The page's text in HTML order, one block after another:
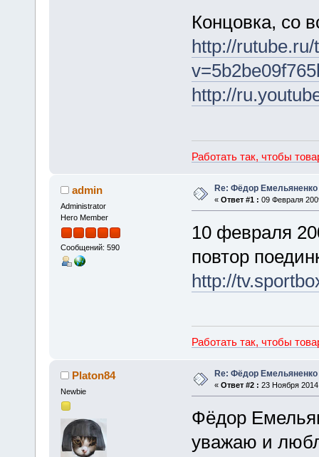
Концовка, со
http://
http://
Работать так, чтобы
admin
Administrator
Hero Member
Сообщений: 590
Re: Фёдор
« Ответ #1 : 09 Февраля
10 февраля
повтор
http://
Работать так, чтобы
Platon84
Newbie
Re: Фёдор
« Ответ #2 : 23 Ноября
Фёдор
уважаю и